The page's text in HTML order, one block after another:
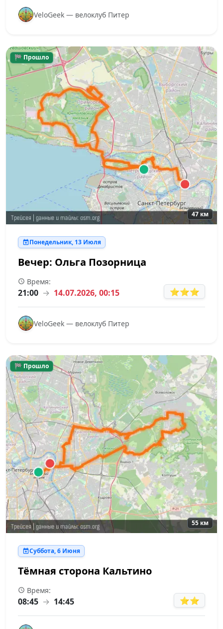
VeloGeek — велоклуб Питер
🏁 Прошло
47 км
Понедельник, 13 Июля
Вечер: Ольга Позорница
Время:
21:00 → 14.07.2026, 00:15 ⭐⭐⭐
VeloGeek — велоклуб Питер
🏁 Прошло
55 км
Суббота, 6 Июня
Тёмная сторона Кальтино
Время:
08:45 → 14:45 ⭐⭐